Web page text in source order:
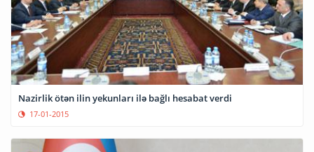
Nazirlik ötən ilin yekunları ilə bağlı hesabat verdi
17-01-2015